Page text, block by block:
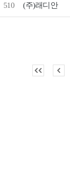
510 (주)래디안